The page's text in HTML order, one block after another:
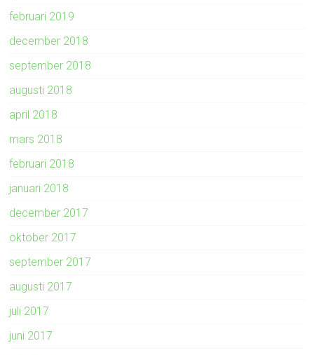
februari 2019
december 2018
september 2018
augusti 2018
april 2018
mars 2018
februari 2018
januari 2018
december 2017
oktober 2017
september 2017
augusti 2017
juli 2017
juni 2017